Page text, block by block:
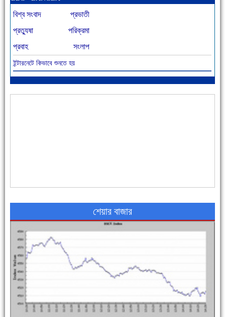
আজ বিশিষ্ট শিক্ষাবিদ এ.টি. আহমেদ হোসাইন রুশদীর ৪৬তম মৃত্যুবার্ষিকী
এক সপ্তাহে শনাক্ত বেড়েছে ৫৫%, মৃত্যু ৪৬%
বিশ্ব সংবাদ
প্রভাতী
প্রত্যুষা
পরিক্রমা
প্রবাহ
সংলাপ
ইন্টারনেটে কিভাবে শুনতে হয়
শেয়ার বাজার